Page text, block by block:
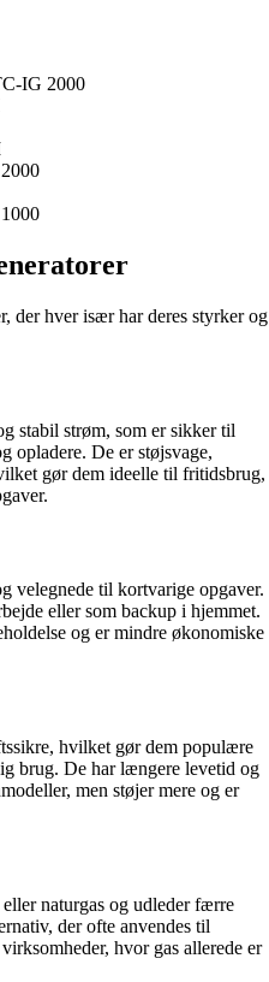
IG 2000
der hver især har deres styrker og
stabil strøm, som er sikker til
opladere. De er støjsvage,
gør dem ideelle til fritidsbrug,
velegnede til kortvarige opgaver.
eller som backup i hjemmet.
og er mindre økonomiske
hvilket gør dem populære
brug. De har længere levetid og
men støjer mere og er
naturgas og udleder færre
der ofte anvendes til
hvor gas allerede er